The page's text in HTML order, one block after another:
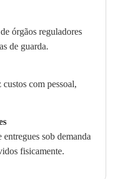
órgãos reguladores
de guarda.
com pessoal,
sob demanda
fisicamente.